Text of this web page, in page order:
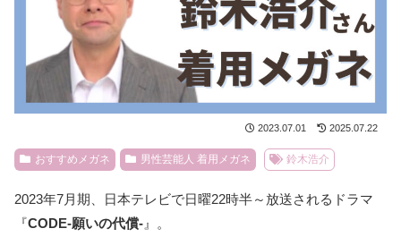
2023.07.01 2025.07.22
おすすめメガネ 男性芸能人 着用メガネ 鈴木浩介
2023年7月期、日本テレビで日曜22時半～放送されるドラマ
『CODE-願いの代償- 』。